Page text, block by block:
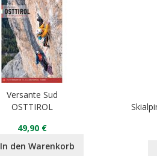
Versante Sud
OSTTIROL
49,90 €
In den Warenkorb